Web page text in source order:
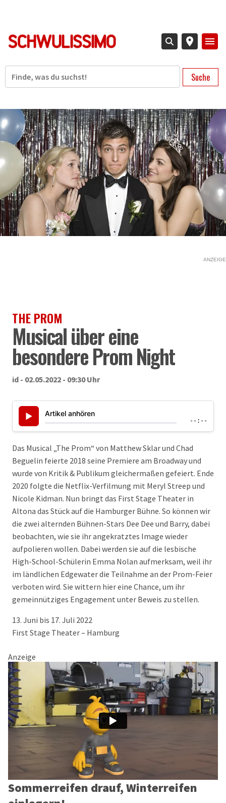
Suche
ANZEIGE
THE PROM
Musical über eine
besondere Prom Night
id - 02.05.2022 - 09:30 Uhr
▶ Artikel anhören
--:--
Das Musical „The Prom“ von Matthew Sklar und Chad
Beguelin feierte 2018 seine Premiere am Broadway und
wurde von Kritik & Publikum gleichermaßen gefeiert. Ende
2020 folgte die Netflix-Verfilmung mit Meryl Streep und
Nicole Kidman. Nun bringt das First Stage Theater in
Altona das Stück auf die Hamburger Bühne. So können wir
die zwei alternden Bühnen-Stars Dee Dee und Barry, dabei
beobachten, wie sie ihr angekratztes Image wieder
aufpolieren wollen. Dabei werden sie auf die lesbische
High-School-Schülerin Emma Nolan aufmerksam, weil ihr
im ländlichen Edgewater die Teilnahme an der Prom-Feier
verboten wird. Sie wittern hier eine Chance, um ihr
gemeinnütziges Engagement unter Beweis zu stellen.
13. Juni bis 17. Juli 2022
First Stage Theater – Hamburg
Anzeige
Sommerreifen drauf, Winterreifen